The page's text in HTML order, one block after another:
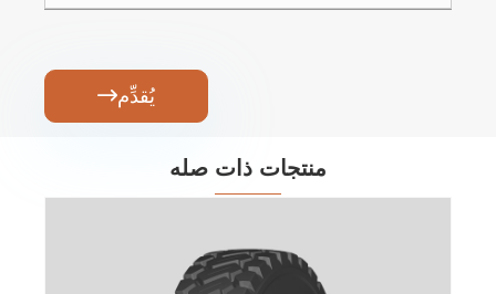
يُقدِّم
منتجات ذات صله
إطار اللودر الصغير L3 - شعاعي